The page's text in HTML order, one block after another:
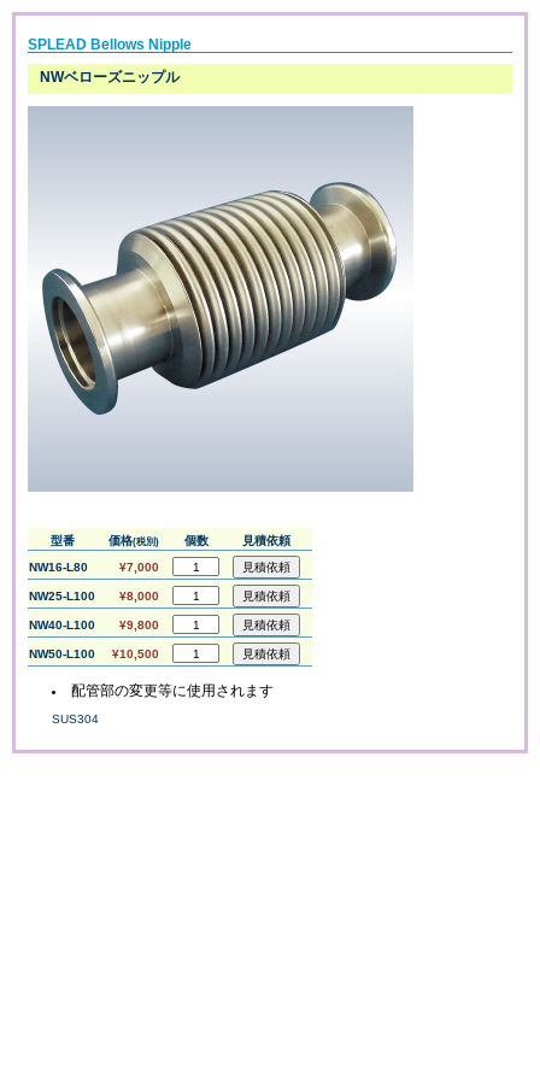
SPLEAD Bellows Nipple
NWベローズニップル
型番 価格(税別) 個数
見積依頼
NW16-L80
¥7,000
NW25-L100 ¥8,000
NW40-L100 ¥9,800
NW50-L100 ¥10,500
配管部の変更等に使用されます
SUS304